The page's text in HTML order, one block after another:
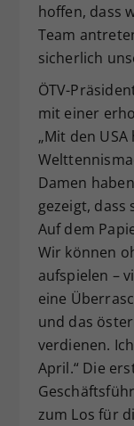
hoffen, dass
Team
sicherlich
ÖTV-
mit einer
„Mit den
Damen
gezeigt,
Auf dem
Wir können
aufspielen –
eine
und das
verdienen.
April.“ Die
zum Los für